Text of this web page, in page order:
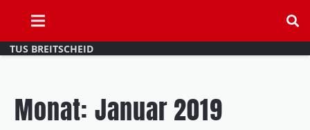
TUS BREITSCHEID
Monat: Januar 2019